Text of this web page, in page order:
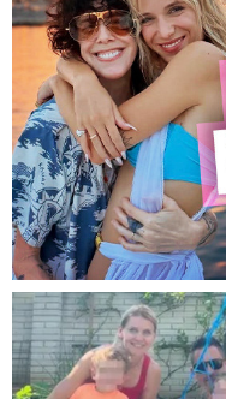
Plekanec a Šafářová o